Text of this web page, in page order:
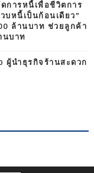
การหนี้เพื่อชีวิตการ
บหนี้เป็นก้อนเดียว”
ล้านบาท ช่วยลูกค้า
นบาท
ผู้นำธุรกิจร้านสะดวก